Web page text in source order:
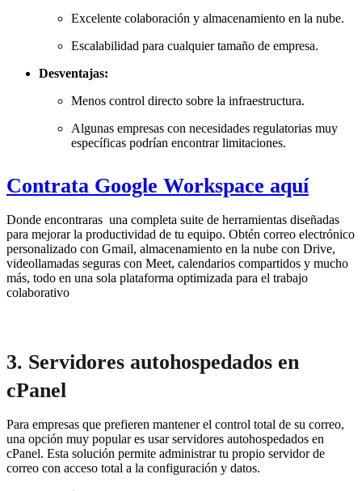
Excelente colaboración y almacenamiento en la nube.
Escalabilidad para cualquier tamaño de empresa.
Desventajas:
Menos control directo sobre la infraestructura.
Algunas empresas con necesidades regulatorias muy
específicas podrían encontrar limitaciones.
Contrata Google Workspace aquí
Donde encontraras una completa suite de herramientas diseñadas
para mejorar la productividad de tu equipo. Obtén correo electrónico
personalizado con Gmail, almacenamiento en la nube con Drive,
videollamadas seguras con Meet, calendarios compartidos y mucho
más, todo en una sola plataforma optimizada para el trabajo
colaborativo
3. Servidores autohospedados en
cPanel
Para empresas que prefieren mantener el control total de su correo,
una opción muy popular es usar servidores autohospedados en
cPanel. Esta solución permite administrar tu propio servidor de
correo con acceso total a la configuración y datos.